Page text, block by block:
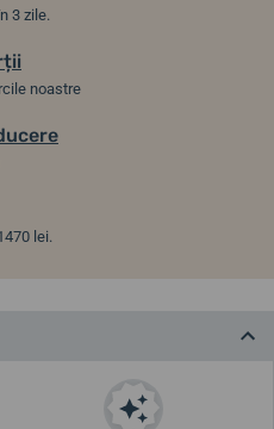
3 zile.
noastre
lei.